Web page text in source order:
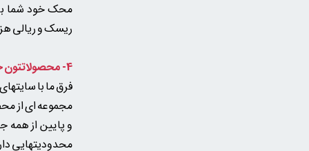
محک خود شما
ریسک و ریالی
4- محصولاتتون خیلی محدوده چرا مثل بقیه سایتها و پیج های کفش دایم تنوع و به روزرسانی ندارید؟
فرق ما با
مجموعه ای از
و پایین از همه
محدودیتهایی